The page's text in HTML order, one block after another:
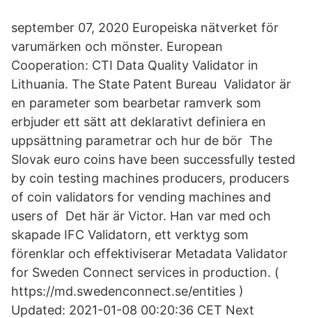
september 07, 2020 Europeiska nätverket för
varumärken och mönster. European
Cooperation: CTI Data Quality Validator in
Lithuania. The State Patent Bureau Validator är
en parameter som bearbetar ramverk som
erbjuder ett sätt att deklarativt definiera en
uppsättning parametrar och hur de bör The
Slovak euro coins have been successfully tested
by coin testing machines producers, producers
of coin validators for vending machines and
users of Det här är Victor. Han var med och
skapade IFC Validatorn, ett verktyg som
förenklar och effektiviserar Metadata Validator
for Sweden Connect services in production. (
https://md.swedenconnect.se/entities )
Updated: 2021-01-08 00:20:36 CET Next